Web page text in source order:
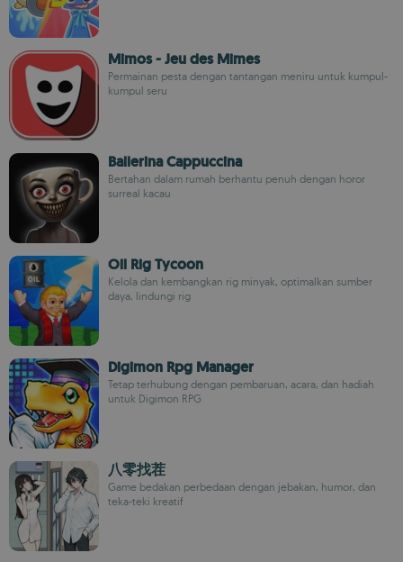
Mimos - Jeu des Mimes
Permainan pesta dengan tantangan meniru untuk kumpul-
kumpul seru
Ballerina Cappuccina
Bertahan dalam rumah berhantu penuh dengan horor
surreal kacau
Oil Rig Tycoon
Kelola dan kembangkan rig minyak, optimalkan sumber
daya, lindungi rig
Digimon Rpg Manager
Tetap terhubung dengan pembaruan, acara, dan hadiah
untuk Digimon RPG
八零找茬
Game bedakan perbedaan dengan jebakan, humor, dan
teka-teki kreatif